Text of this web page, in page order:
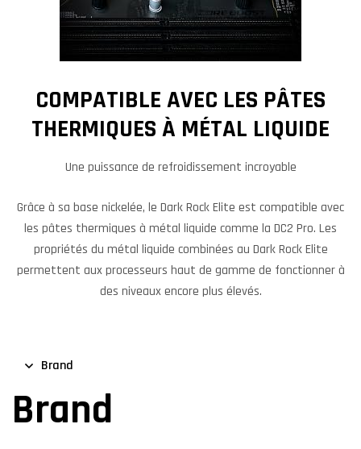
COMPATIBLE AVEC LES PÂTES
THERMIQUES À MÉTAL LIQUIDE
Une puissance de refroidissement incroyable
Grâce à sa base nickelée, le Dark Rock Elite est compatible avec
les pâtes thermiques à métal liquide comme la DC2 Pro. Les
propriétés du métal liquide combinées au Dark Rock Elite
permettent aux processeurs haut de gamme de fonctionner à
des niveaux encore plus élevés.
Brand
Brand